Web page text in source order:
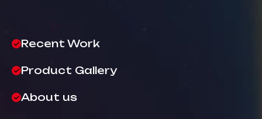
Recent Work
Product Gallery
About us